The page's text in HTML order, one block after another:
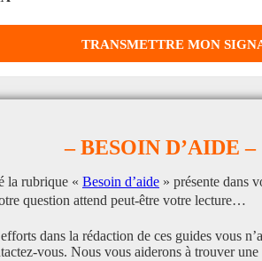
– BESOIN D’AIDE –
la rubrique « Besoin d’aide » présente dans
question attend peut-être votre lecture…
dans la rédaction de ces guides vous
vous. Nous vous aiderons à trouver